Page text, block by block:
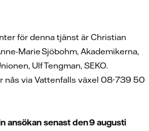
för denna tjänst är Christian
Marie Sjöbohm, Akademikerna,
Ulf Tengman, SEKO.
nås via Vattenfalls växel 08-739 50
ansökan senast den 9 augusti